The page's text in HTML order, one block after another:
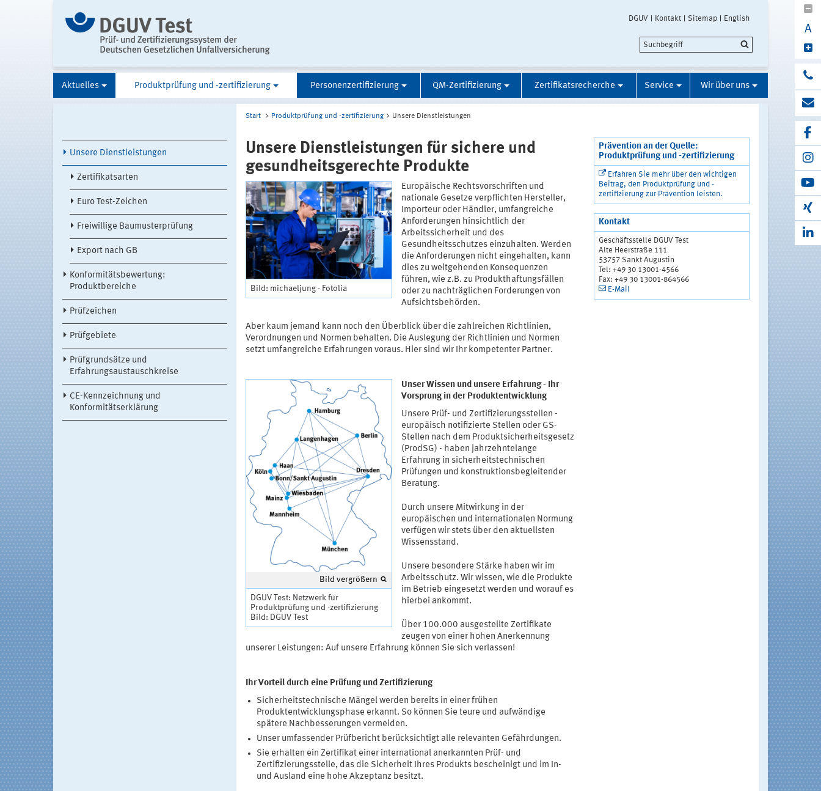
DGUV Kontakt Sitemap English
A
Aktuelles Produktprüfung und -zertifizierung Personenzertifizierung QM-Zertifizierung Zertifikatsrecherche Service Wir über uns
Unsere Dienstleistungen
Zertifikatsarten
Euro Test-Zeichen
Freiwillige Baumusterprüfung
Export nach GB
Konformitätsbewertung:
Produktbereiche
Prüfzeichen
Prüfgebiete
Prüfgrundsätze und
Erfahrungsaustauschkreise
CE-Kennzeichnung und
Konformitätserklärung
Start Produktprüfung und -zertifizierung Unsere Dienstleistungen
Unsere Dienstleistungen für sichere und
gesundheitsgerechte Produkte
Bild: michaeljung - Fotolia
Europäische Rechtsvorschriften und
nationale Gesetze verpflichten Hersteller,
Importeur oder Händler, umfangreiche
Anforderungen hinsichtlich der
Arbeitssicherheit und des
Gesundheitsschutzes einzuhalten. Werden
die Anforderungen nicht eingehalten, kann
dies zu weitgehenden Konsequenzen
führen, wie z.B. zu Produkthaftungsfällen
oder zu nachträglichen Forderungen von
Aufsichtsbehörden.
Aber kaum jemand kann noch den Überblick über die zahlreichen Richtlinien,
Verordnungen und Normen behalten. Die Auslegung der Richtlinien und Normen
setzt umfangreiche Erfahrungen voraus. Hier sind wir Ihr kompetenter Partner.
Bild vergrößern
DGUV Test: Netzwerk für
Produktprüfung und -zertifizierung
Bild: DGUV Test
Unser Wissen und unsere Erfahrung - Ihr
Vorsprung in der Produktentwicklung
Unsere Prüf- und Zertifizierungsstellen -
europäisch notifizierte Stellen oder GS-
Stellen nach dem Produktsicherheitsgesetz
(ProdSG) - haben jahrzehntelange
Erfahrung in sicherheitstechnischen
Prüfungen und konstruktionsbegleitender
Beratung.
Durch unsere Mitwirkung in der
europäischen und internationalen Normung
verfügen wir stets über den aktuellsten
Wissensstand.
Unsere besondere Stärke haben wir im
Arbeitsschutz. Wir wissen, wie die Produkte
im Betrieb eingesetzt werden und worauf es
hierbei ankommt.
Über 100.000 ausgestellte Zertifikate
zeugen von einer hohen Anerkennung
unserer Leistungen: Auf unsere Erfahrung können Sie sich verlassen!
Ihr Vorteil durch eine Prüfung und Zertifizierung
Sicherheitstechnische Mängel werden bereits in einer frühen
Produktentwicklungsphase erkannt. So können Sie teure und aufwändige
spätere Nachbesserungen vermeiden.
Unser umfassender Prüfbericht berücksichtigt alle relevanten Gefährdungen.
Sie erhalten ein Zertifikat einer international anerkannten Prüf- und
Zertifizierungsstelle, das die Sicherheit Ihres Produkts bescheinigt und im In-
und Ausland eine hohe Akzeptanz besitzt.
Prävention an der Quelle:
Produktprüfung und -zertifizierung
Erfahren Sie mehr über den wichtigen
Beitrag, den Produktprüfung und -
zertifizierung zur Prävention leisten.
Kontakt
Geschäftsstelle DGUV Test
Alte Heerstraße 111
53757 Sankt Augustin
Tel: +49 30 13001-4566
Fax: +49 30 13001-864566
E-Mail